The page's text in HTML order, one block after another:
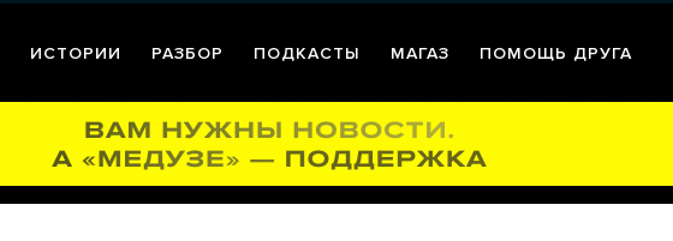
ИСТОРИИ РАЗБОР ПОДКАСТЫ МАГАЗ ПОМОЩЬ ДРУГА